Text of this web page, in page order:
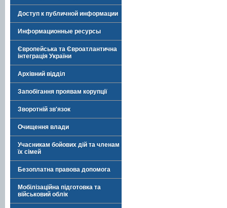
Доступ к публичной информации
Информационные ресурсы
Європейська та Євроатлантична
інтеграція України
Архівний відділ
Запобігання проявам корупції
Зворотній зв'язок
Очищення влади
Учасникам бойових дій та членам
їх сімей
Безоплатна правова допомога
Мобілізаційна підготовка та
військовий облік